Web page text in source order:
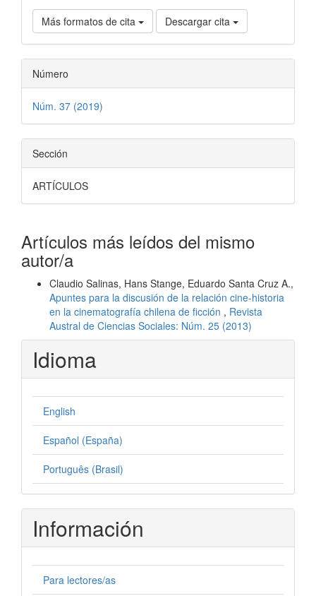
Más formatos de cita Descargar cita
Número
Núm. 37 (2019)
Sección
ARTÍCULOS
Artículos más leídos del mismo
autor/a
Claudio Salinas, Hans Stange, Eduardo Santa Cruz A.,
Apuntes para la discusión de la relación cine-historia
en la cinematografía chilena de ficción , Revista
Austral de Ciencias Sociales: Núm. 25 (2013)
Idioma
English
Español (España)
Português (Brasil)
Información
Para lectores/as